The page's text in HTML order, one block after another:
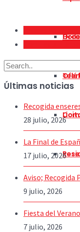
Últimas noticias
Recogida
28 julio, 2026
La Final de
17 julio, 2026
Aviso; Recogida
9 julio, 2026
Fiesta del Verano
7 julio, 2026